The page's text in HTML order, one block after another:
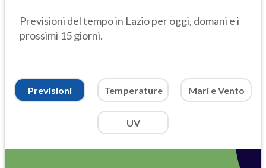
Previsioni del tempo in Lazio per oggi, domani e i
prossimi 15 giorni.
Previsioni Temperature Mari e Vento
UV